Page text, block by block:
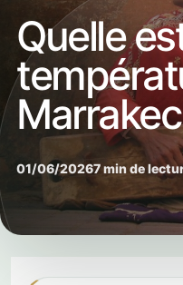
Quelle
01/06/20267 min de